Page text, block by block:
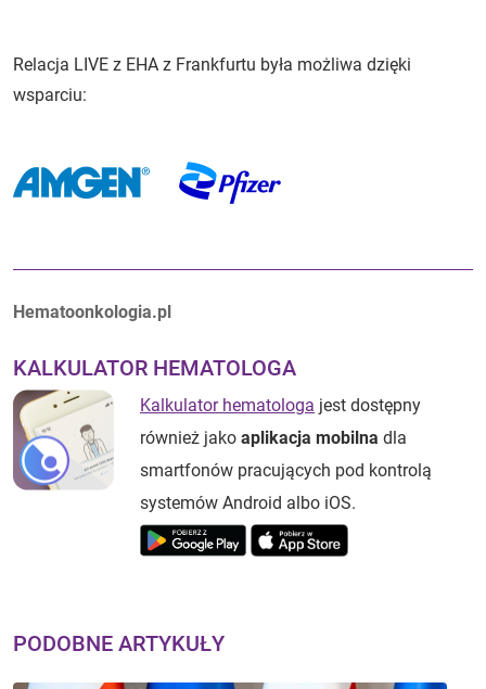
Relacja LIVE z EHA z Frankfurtu była możliwa dzięki
wsparciu:
Autorzy:
Hematoonkologia.pl
KALKULATOR HEMATOLOGA
Kalkulator hematologa jest dostępny
również jako aplikacja mobilna dla
smartfonów pracujących pod kontrolą
systemów Android albo iOS.
PODOBNE ARTYKUŁY